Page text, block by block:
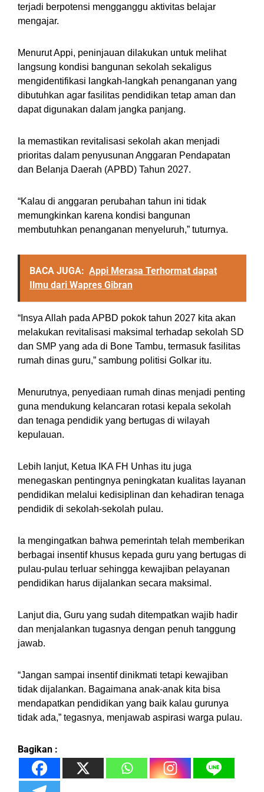
terjadi berpotensi mengganggu aktivitas belajar
mengajar.
Menurut Appi, peninjauan dilakukan untuk melihat
langsung kondisi bangunan sekolah sekaligus
mengidentifikasi langkah-langkah penanganan yang
dibutuhkan agar fasilitas pendidikan tetap aman dan
dapat digunakan dalam jangka panjang.
Ia memastikan revitalisasi sekolah akan menjadi
prioritas dalam penyusunan Anggaran Pendapatan
dan Belanja Daerah (APBD) Tahun 2027.
“Kalau di anggaran perubahan tahun ini tidak
memungkinkan karena kondisi bangunan
membutuhkan penanganan menyeluruh,” tuturnya.
BACA JUGA: Appi Merasa Terhormat dapat
Ilmu dari Wapres Gibran
“Insya Allah pada APBD pokok tahun 2027 kita akan
melakukan revitalisasi maksimal terhadap sekolah SD
dan SMP yang ada di Bone Tambu, termasuk fasilitas
rumah dinas guru,” sambung politisi Golkar itu.
Menurutnya, penyediaan rumah dinas menjadi penting
guna mendukung kelancaran rotasi kepala sekolah
dan tenaga pendidik yang bertugas di wilayah
kepulauan.
Lebih lanjut, Ketua IKA FH Unhas itu juga
menegaskan pentingnya peningkatan kualitas layanan
pendidikan melalui kedisiplinan dan kehadiran tenaga
pendidik di sekolah-sekolah pulau.
Ia mengingatkan bahwa pemerintah telah memberikan
berbagai insentif khusus kepada guru yang bertugas di
pulau-pulau terluar sehingga kewajiban pelayanan
pendidikan harus dijalankan secara maksimal.
Lanjut dia, Guru yang sudah ditempatkan wajib hadir
dan menjalankan tugasnya dengan penuh tanggung
jawab.
“Jangan sampai insentif dinikmati tetapi kewajiban
tidak dijalankan. Bagaimana anak-anak kita bisa
mendapatkan pendidikan yang baik kalau gurunya
tidak ada,” tegasnya, menjawab aspirasi warga pulau.
Bagikan :